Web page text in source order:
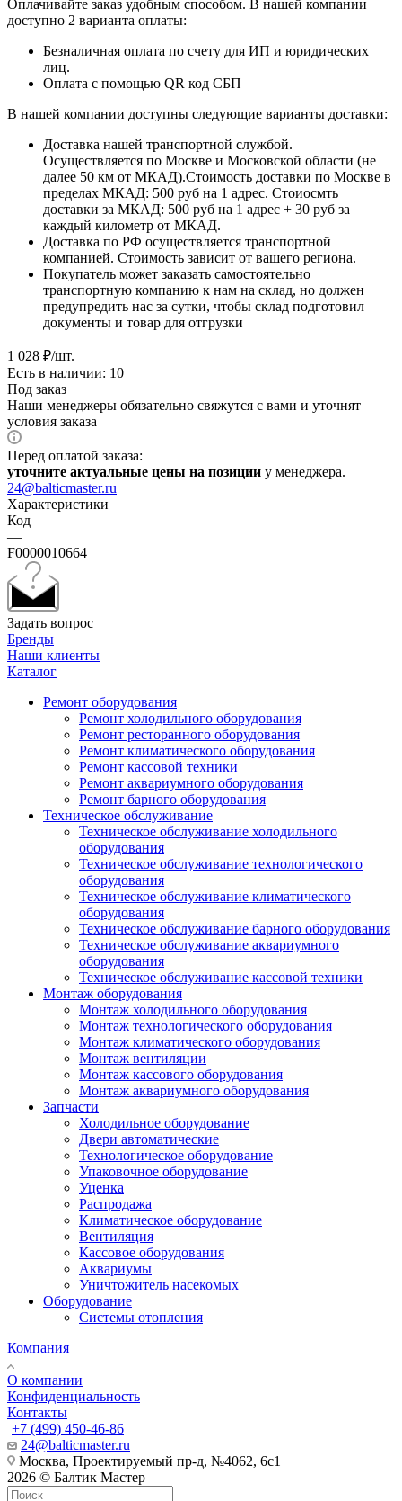
Оплачивайте заказ удобным способом. В нашей компании
доступно 2 варианта оплаты:
Безналичная оплата по счету для ИП и юридических
лиц.
Оплата с помощью QR код СБП
В нашей компании доступны следующие варианты доставки:
Доставка нашей транспортной службой.
Осуществляется по Москве и Московской области (не
далее 50 км от МКАД).Стоимость доставки по Москве в
пределах МКАД: 500 руб на 1 адрес. Стоиосмть
доставки за МКАД: 500 руб на 1 адрес + 30 руб за
каждый километр от МКАД.
Доставка по РФ осуществляется транспортной
компанией. Стоимость зависит от вашего региона.
Покупатель может заказать самостоятельно
транспортную компанию к нам на склад, но должен
предупредить нас за сутки, чтобы склад подготовил
документы и товар для отгрузки
1 028 ₽/шт.
Есть в наличии: 10
Под заказ
Наши менеджеры обязательно свяжутся с вами и уточнят
условия заказа
Перед оплатой заказа:
уточните актуальные цены на позиции у менеджера.
24@balticmaster.ru
Характеристики
Код
—
F0000010664
Задать вопрос
Бренды
Наши клиенты
Каталог
Ремонт оборудования
Ремонт холодильного оборудования
Ремонт ресторанного оборудования
Ремонт климатического оборудования
Ремонт кассовой техники
Ремонт аквариумного оборудования
Ремонт барного оборудования
Техническое обслуживание
Техническое обслуживание холодильного
оборудования
Техническое обслуживание технологического
оборудования
Техническое обслуживание климатического
оборудования
Техническое обслуживание барного оборудования
Техническое обслуживание аквариумного
оборудования
Техническое обслуживание кассовой техники
Монтаж оборудования
Монтаж холодильного оборудования
Монтаж технологического оборудования
Монтаж климатического оборудования
Монтаж вентиляции
Монтаж кассового оборудования
Монтаж аквариумного оборудования
Запчасти
Холодильное оборудование
Двери автоматические
Технологическое оборудование
Упаковочное оборудование
Уценка
Распродажа
Климатическое оборудование
Вентиляция
Кассовое оборудования
Аквариумы
Уничтожитель насекомых
Оборудование
Системы отопления
Компания
О компании
Конфиденциальность
Контакты
+7 (499) 450-46-86
24@balticmaster.ru
Москва, Проектируемый пр-д, №4062, 6с1
2026 © Балтик Мастер